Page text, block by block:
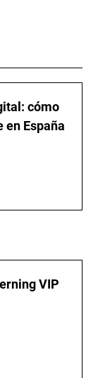
cómo
España
VIP